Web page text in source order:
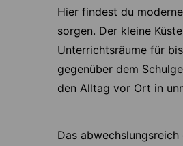
Hier findest du
sorgen. Der kleine
Unterrichtsräume für
gegenüber dem
den Alltag vor Ort in
Das